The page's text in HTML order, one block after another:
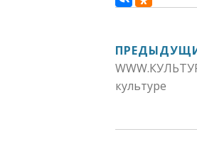
ПО
культуре